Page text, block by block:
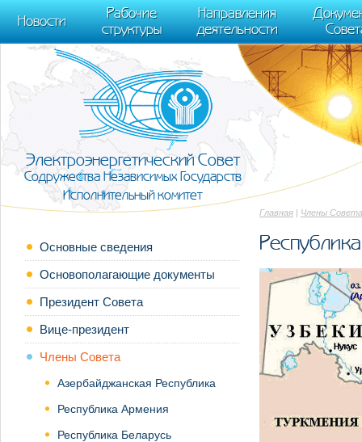
m[i].l=1*new Date(); for (var j = 0; j < document.scripts.length; j++) {if
[0],k.async=1,k.src=r,a.parentNode.insertBefore(k,a)}) (window,
trackLinks:true, accurateTrackBounce:true });
Новости
Рабочие
структуры
Направления
деятельности
Электроэнергетический Совет
Содружества Независимых Государств
Исполнительный комитет
Главная | Члены Совета
Основные сведения
Основополагающие документы
Президент Совета
Вице-президент
Члены Совета
Азербайджанская Республика
Республика Армения
Республика Беларусь